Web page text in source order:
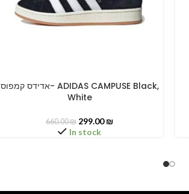
SELECT OPTIONS
אדידס קמפוס- ADIDAS CAMPUSE Black,
White
660.00₪ 299.00₪
In stock